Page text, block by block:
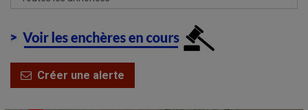
Créer une alerte